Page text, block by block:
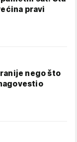
pravi
nego što